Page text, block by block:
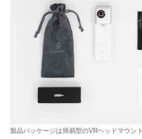
製品パッケージは簡易型のVRヘッドマウン